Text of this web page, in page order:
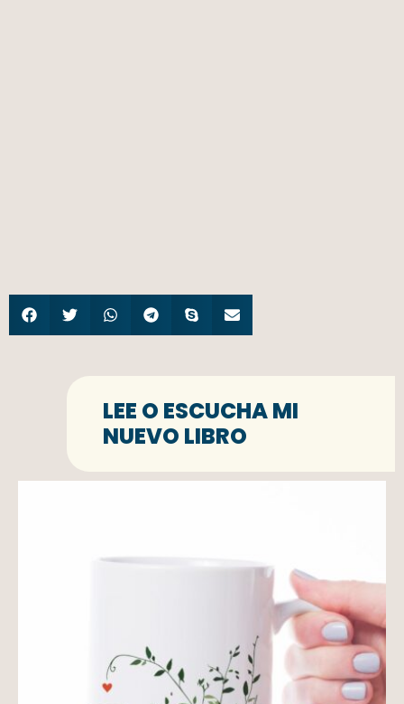
LEE O ESCUCHA MI
NUEVO LIBRO